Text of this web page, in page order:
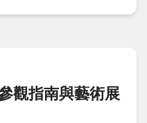
觀指南與藝術展